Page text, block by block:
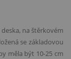
na štěrkovém
se základovou
měla být 10-25 cm